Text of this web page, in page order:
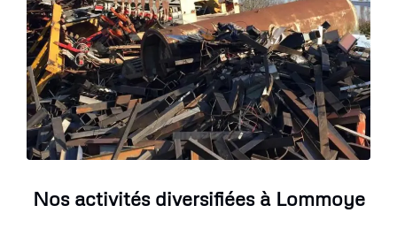
Nos activités diversifiées à Lommoye